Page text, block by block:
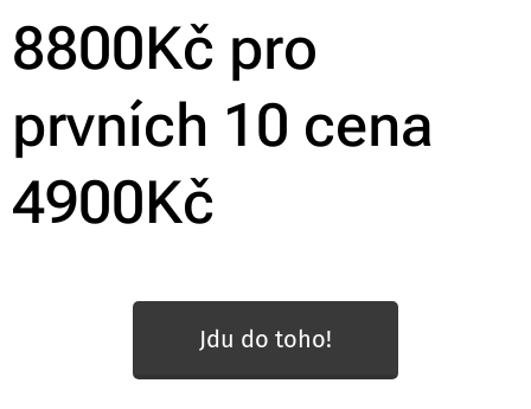
8800Kč pro
prvních 10 cena
4900Kč
Jdu do toho!